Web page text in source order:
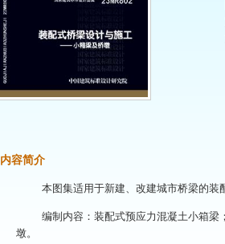
内容简介
本图集适用于新建、改建城市桥梁的装
编制内容：装配式预应力混凝土小箱梁；
墩。